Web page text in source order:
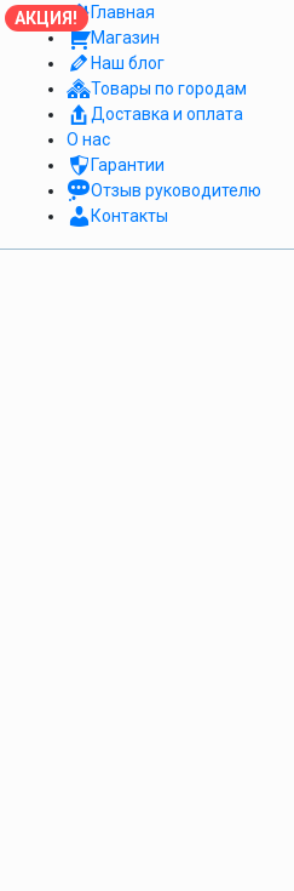
Главная
Магазин
Наш блог
Товары по городам
Доставка и оплата
О нас
Гарантии
Отзыв руководителю
Контакты
АКЦИЯ!